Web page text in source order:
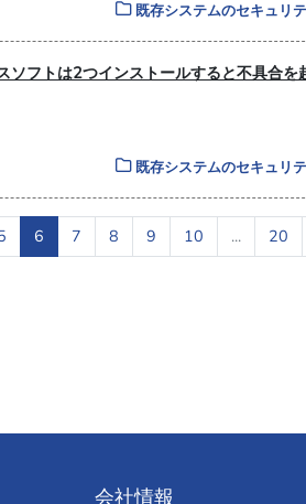
既存システムのセキュリ
フトは2つインストールすると不具合を
既存システムのセキュリ
6 7 8 9 10 ... 20
会社情報